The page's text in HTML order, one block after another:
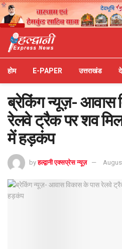
होम E-PAPER उत्तराखंड
ब्रेकिंग न्यूज़- आवास
रेलवे ट्रैक पर शव
में हड़कंप
by हल्द्वानी एक्सप्रेस न्यूज़